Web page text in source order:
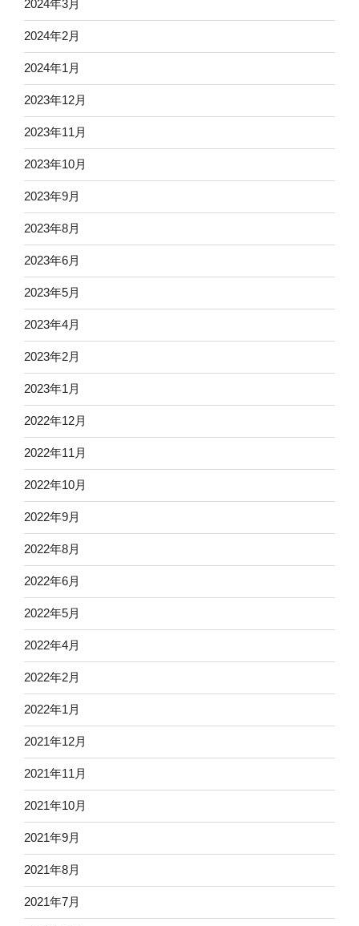
2024年3月
2024年2月
2024年1月
2023年12月
2023年11月
2023年10月
2023年9月
2023年8月
2023年6月
2023年5月
2023年4月
2023年2月
2023年1月
2022年12月
2022年11月
2022年10月
2022年9月
2022年8月
2022年6月
2022年5月
2022年4月
2022年2月
2022年1月
2021年12月
2021年11月
2021年10月
2021年9月
2021年8月
2021年7月